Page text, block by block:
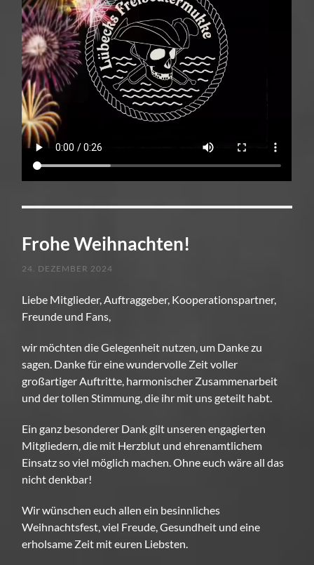
Frohe Weihnachten!
24. DEZEMBER 2024
Liebe Mitglieder, Auftraggeber, Kooperationspartner,
Freunde und Fans,
wir möchten die Gelegenheit nutzen, um Danke zu
sagen. Danke für eine wundervolle Zeit voller
großartiger Auftritte, harmonischer Zusammenarbeit
und der tollen Stimmung, die ihr mit uns geteilt habt.
Einganz besonderer Dank gilt unseren engagierten
Mitgliedern, die mit Herzblut und ehrenamtlichem
Einsatz so viel möglich machen. Ohne euch wäre all das
nicht denkbar!
Wir wünschen euch allen ein besinnliches
Weihnachtsfest, viel Freude, Gesundheit und eine
erholsame Zeit mit euren Liebsten.